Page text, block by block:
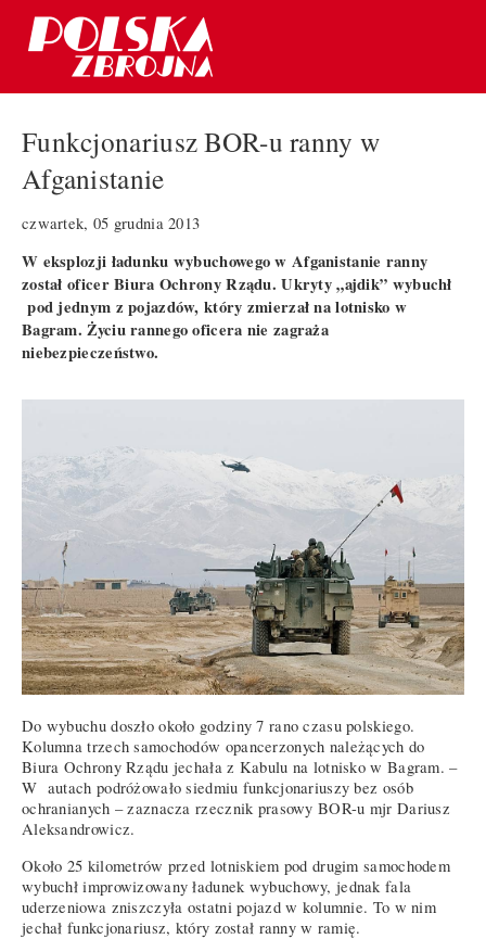
Funkcjonariusz BOR-u ranny w
Afganistanie
czwartek, 05 grudnia 2013
W eksplozji ładunku wybuchowego w Afganistanie ranny
został oficer Biura Ochrony Rządu. Ukryty „ajdik” wybuchł
pod jednym z pojazdów, który zmierzał na lotnisko w
Bagram. Życiu rannego oficera nie zagraża
niebezpieczeństwo.
Do wybuchu doszło około godziny 7 rano czasu polskiego.
Kolumna trzech samochodów opancerzonych należących do
Biura Ochrony Rządu jechała z Kabulu na lotnisko w Bagram. –
W autach podróżowało siedmiu funkcjonariuszy bez osób
ochranianych – zaznacza rzecznik prasowy BOR-u mjr Dariusz
Aleksandrowicz.
Około 25 kilometrów przed lotniskiem pod drugim samochodem
wybuchł improwizowany ładunek wybuchowy, jednak fala
uderzeniowa zniszczyła ostatni pojazd w kolumnie. To w nim
jechał funkcjonariusz, który został ranny w ramię.